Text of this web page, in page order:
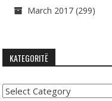
March 2017 (299)
KATEGORITË
Kategoritë